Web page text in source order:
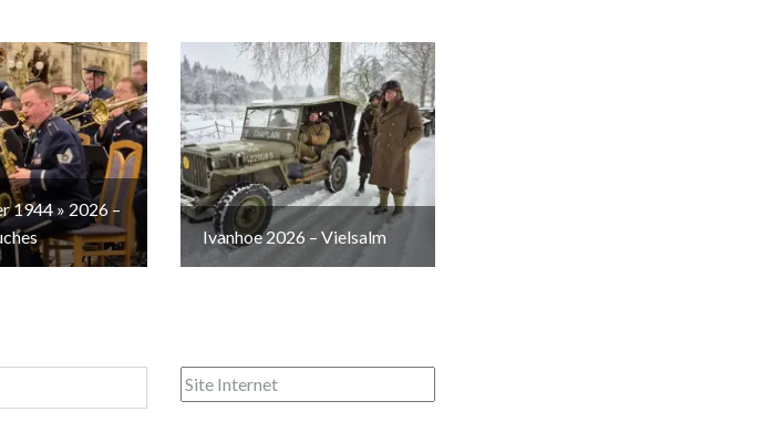
1944 » 2026 –
Ivanhoe 2026 – Vielsalm